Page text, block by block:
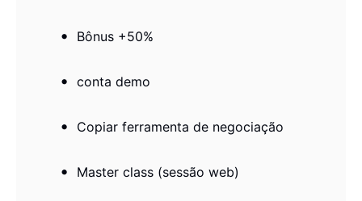
Bônus +50%
conta demo
Copiar ferramenta de negociação
Master class (sessão web)